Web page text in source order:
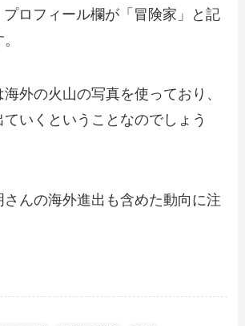
ロフィール欄が「冒険家」と記
海外の火山の写真を使っており、
ていくということなのでしょう
んの海外進出も含めた動向に注